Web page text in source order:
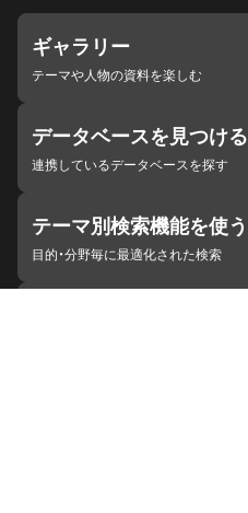
ギャラリー
テーマや人物の資料を楽しむ
データベースを見つける
連携しているデータベースを探す
テーマ別検索機能を使う
目的・分野毎に最適化された検索